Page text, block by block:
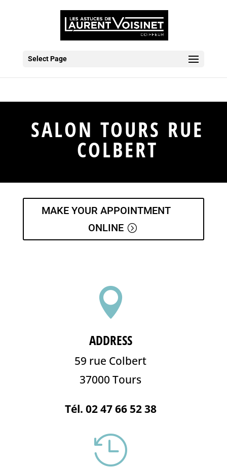
Select Page
SALON TOURS RUE
COLBERT
MAKE YOUR APPOINTMENT
ONLINE

ADDRESS
59 rue Colbert
37000 Tours
Tél. 02 47 66 52 38
